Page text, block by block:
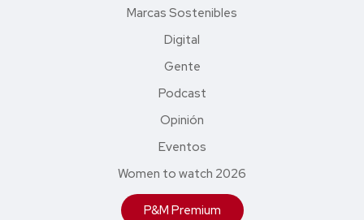
Marcas Sostenibles
Digital
Gente
Podcast
Opinión
Eventos
Women to watch 2026
P&M Premium